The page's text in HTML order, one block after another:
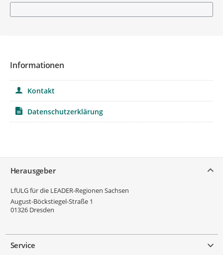
Informationen
Kontakt
Datenschutzerklärung
Herausgeber
LfULG für die LEADER-Regionen Sachsen
August-Böckstiegel-Straße 1
01326 Dresden
Service